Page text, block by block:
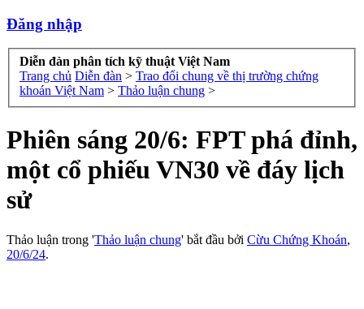
Đăng nhập
Diễn đàn phân tích kỹ thuật Việt Nam
Trang chủ Diễn đàn > Trao đổi chung về thị trường chứng
khoán Việt Nam > Thảo luận chung >
Phiên sáng 20/6: FPT phá đỉnh,
một cổ phiếu VN30 về đáy lịch
sử
Thảo luận trong 'Thảo luận chung' bắt đầu bởi Cừu Chứng Khoán,
20/6/24.